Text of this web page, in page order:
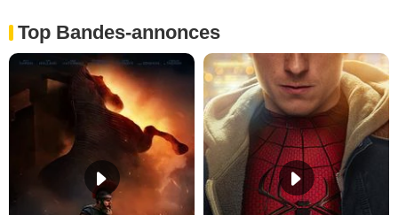
Top Bandes-annonces